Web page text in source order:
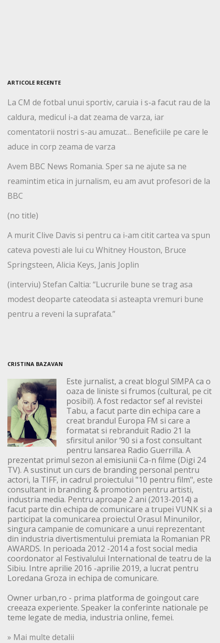
ARTICOLE RECENTE
La CM de fotbal unui sportiv, caruia i s-a facut rau de la
caldura, medicul i-a dat zeama de varza, iar
comentatorii nostri s-au amuzat… Beneficiile pe care le
aduce in corp zeama de varza
Avem BBC News Romania. Sper sa ne ajute sa ne
reamintim etica in jurnalism, eu am avut profesori de la
BBC
(no title)
A murit Clive Davis si pentru ca i-am citit cartea va spun
cateva povesti ale lui cu Whitney Houston, Bruce
Springsteen, Alicia Keys, Janis Joplin
(interviu) Stefan Caltia: “Lucrurile bune se trag asa
modest deoparte cateodata si asteapta vremuri bune
pentru a reveni la suprafata.”
CRISTINA BAZAVAN
Este jurnalist, a creat blogul S!MPA ca o
oaza de liniste si frumos (cultural, pe cit
posibil). A fost redactor sef al revistei
Tabu, a facut parte din echipa care a
creat brandul Europa FM si care a
formatat si rebranduit Radio 21 la
sfirsitul anilor ‘90 si a fost consultant
pentru lansarea Radio Guerrilla. A
prezentat primul sezon al emisiunii Ca-n filme (Digi 24
TV). A sustinut un curs de branding personal pentru
actori, la TIFF, in cadrul proiectului "10 pentru film", este
consultant in branding & promotion pentru artisti,
industria media. Pentru aproape 2 ani (2013-2014) a
facut parte din echipa de comunicare a trupei VUNK si a
participat la comunicarea proiectul Orasul Minunilor,
singura campanie de comunicare a unui reprezentant
din industria divertismentului premiata la Romanian PR
AWARDS. In perioada 2012 -2014 a fost social media
coordonator al Festivalului International de teatru de la
Sibiu. Intre aprilie 2016 -aprilie 2019, a lucrat pentru
Loredana Groza in echipa de comunicare.
Owner urban,ro - prima platforma de goingout care
creeaza experiente. Speaker la conferinte nationale pe
teme legate de media, industria online, femei.
» Mai multe detalii